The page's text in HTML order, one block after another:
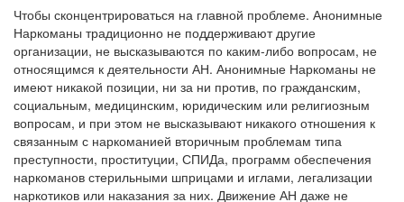
Чтобы сконцентрироваться на главной проблеме. Анонимные
Наркоманы традиционно не поддерживают другие
организации, не высказываются по каким-либо вопросам, не
относящимся к деятельности АН. Анонимные Наркоманы не
имеют никакой позиции, ни за ни против, по гражданским,
социальным, медицинским, юридическим или религиозным
вопросам, и при этом не высказывают никакого отношения к
связанным с наркоманией вторичным проблемам типа
преступности, проституции, СПИДа, программ обеспечения
наркоманов стерильными шприцами и иглами, легализации
наркотиков или наказания за них. Движение АН даже не